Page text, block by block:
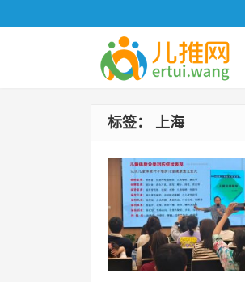
标签： 上海